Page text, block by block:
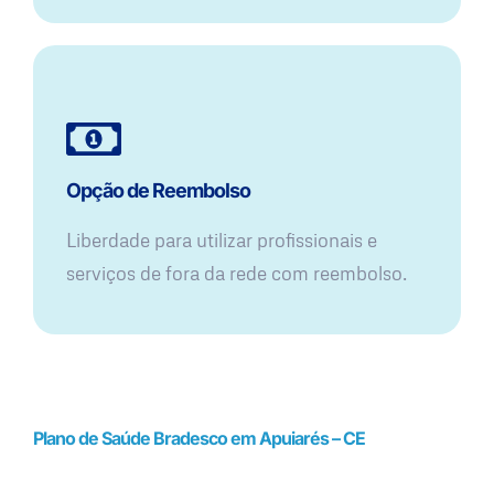
Opção de Reembolso
Liberdade para utilizar profissionais e
serviços de fora da rede com reembolso.
Plano de Saúde Bradesco em Apuiarés – CE